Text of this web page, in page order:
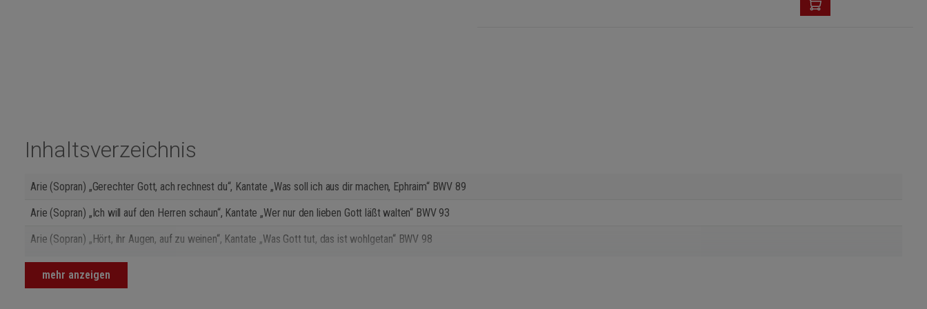
Inhaltsverzeichnis
Arie (Sopran) „Gerechter Gott, ach rechnest du“, Kantate „Was soll ich aus dir machen, Ephraim“ BWV 89
Arie (Sopran) „Ich will auf den Herren schaun“, Kantate „Wer nur den lieben Gott läßt walten“ BWV 93
Arie (Sopran) „Hört, ihr Augen, auf zu weinen“, Kantate „Was Gott tut, das ist wohlgetan“ BWV 98
Arie (Alt) „Weh! der Seele, die den Schaden nicht mehr kennt“, Kantate „Herr, deine Augen sehen nach dem Glauben“ BWV 102
Arie (Sopran) „Wie zittern und wanken der Sünder Gedanken“, Kantate „Herr, gehe nicht ins Gericht“ BWV 105
mehr anzeigen